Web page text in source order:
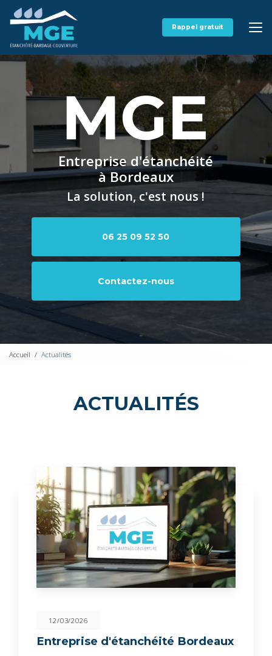
contenu
principal
Rappel gratuit
Entreprise d'étanchéité
à Bordeaux
La solution, c'est nous !
06 25 09 52 50
Contactez-nous
Accueil Actualités
ACTUALITÉS
12/03/2026
Entreprise d'étanchéité Bordeaux